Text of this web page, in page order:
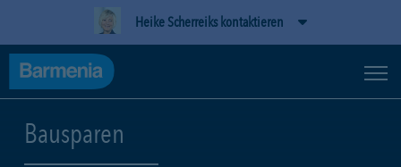
Heike Scherreiks kontaktieren
Bausparen